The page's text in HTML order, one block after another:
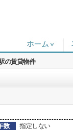
の賃貸物件
数
指定しない